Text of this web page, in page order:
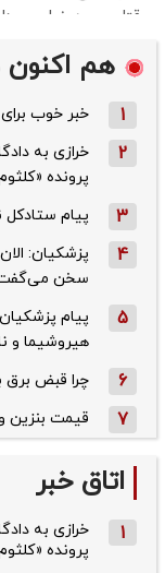
هم اکنون
1 خبر خوب
2
خرازی به
پرونده
3 پیام ستادکل
4
پزشکیان:
سخن می‌گفت/
5
پیام
هیروشیما و
6 چرا قبض برق
7 قیمت بنزین
اتاق خبر
1
خرازی به
پرونده